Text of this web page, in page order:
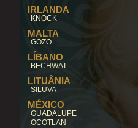
IRLANDA
KNOCK
MALTA
GOZO
LÍBANO
BECHWAT
LITUÂNIA
SILUVA
MÉXICO
GUADALUPE
OCOTLAN